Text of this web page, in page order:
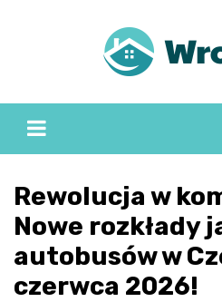
Rewolucja w
Nowe rozkłady
autobusów w
czerwca 2026!